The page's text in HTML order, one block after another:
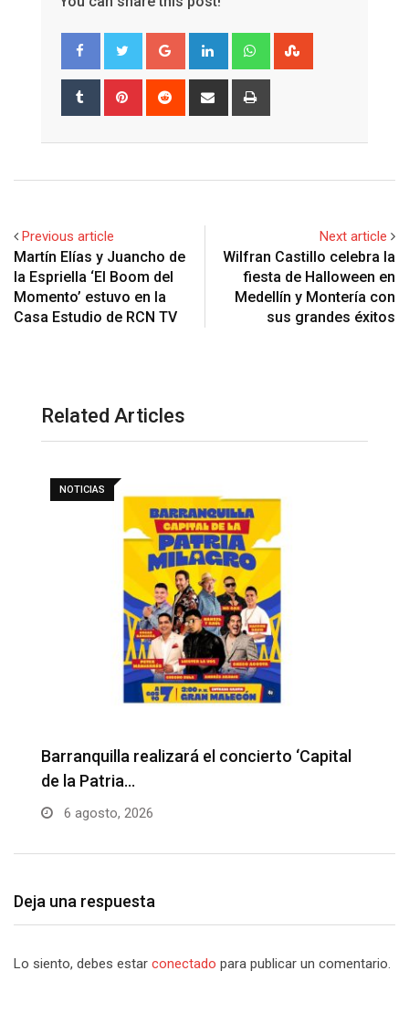
Google+ LinkedIn Whatsapp
Tumblr Pinterest Reddit
Share
Previous article
Martín Elías y Juancho de
la Espriella ‘El Boom del
Momento’ estuvo en la
Casa Estudio de RCN TV
Next article
Wilfran Castillo celebra la
fiesta de Halloween en
Medellín y Montería con
sus grandes éxitos
Related Articles
NOTICIAS
Barranquilla realizará el concierto ‘Capital
de la Patria…
6 agosto, 2026
Deja una respuesta
Lo siento, debes estar conectado para publicar un comentario.